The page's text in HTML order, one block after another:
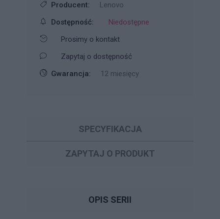
Producent:
Lenovo
Dostępność:
Niedostępne
Prosimy o kontakt
Zapytaj o dostępność
Gwarancja:
12 miesięcy
SPECYFIKACJA
ZAPYTAJ O PRODUKT
OPIS SERII